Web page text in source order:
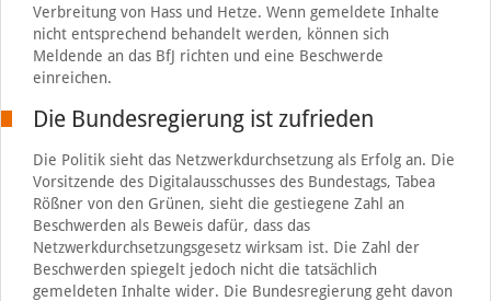
Verbreitung von Hass und Hetze. Wenn gemeldete Inhalte
nicht entsprechend behandelt werden, können sich
Meldende an das BfJ richten und eine Beschwerde
einreichen.
Die Bundesregierung ist zufrieden
Die Politik sieht das Netzwerkdurchsetzung als Erfolg an. Die
Vorsitzende des Digitalausschusses des Bundestags, Tabea
Rößner von den Grünen, sieht die gestiegene Zahl an
Beschwerden als Beweis dafür, dass das
Netzwerkdurchsetzungsgesetz wirksam ist. Die Zahl der
Beschwerden spiegelt jedoch nicht die tatsächlich
gemeldeten Inhalte wider. Die Bundesregierung geht davon